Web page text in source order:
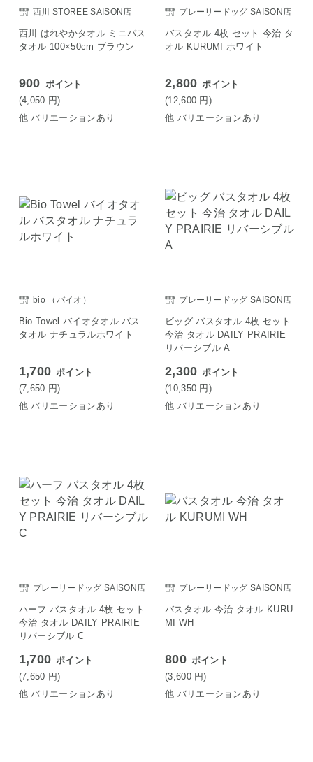
西川 STOREE SAISON店
西川 はれやかタオル ミニバス
タオル 100×50cm ブラウン
900 ポイント
(4,050 円)
他 バリエーションあり
プレーリードッグ SAISON店
バスタオル 4枚 セット 今治 タ
オル KURUMI ホワイト
2,800 ポイント
(12,600 円 )
他 バリエーションあり
bio （バイオ）
Bio Towel バイオタオル バス
タオル ナチュラルホワイト
1,700 ポイント
(7,650 円)
他 バリエーションあり
プレーリードッグ SAISON店
ビッグ バスタオル 4枚 セット
今治 タオル DAILY PRAIRIE
リバーシブル A
2,300 ポイント
(10,350 円 )
他 バリエーションあり
プレーリードッグ SAISON店
ハーフ バスタオル 4枚 セット
今治 タオル DAILY PRAIRIE
リバーシブル C
1,700 ポイント
(7,650 円)
他 バリエーションあり
プレーリードッグ SAISON店
バスタオル 今治 タオル KURU
MI WH
800 ポイント
(3,600 円)
他 バリエーションあり